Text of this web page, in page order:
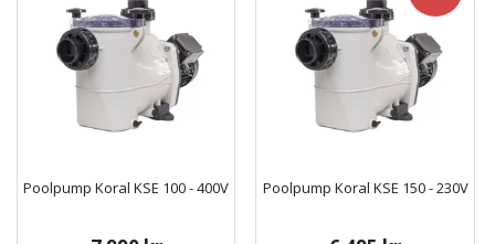
Poolpump Koral KSE 100 - 400V Poolpump Koral KSE 150 - 230V